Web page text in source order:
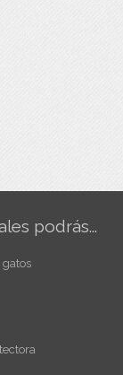
podrás...